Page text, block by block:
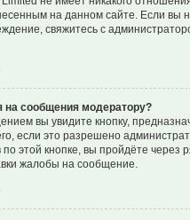
на данном сайте. Если вы
свяжитесь с
на сообщения модератору?
вы увидите кнопку,
если это разрешено
этой кнопке, вы пройдёте через
жалобы на сообщение.